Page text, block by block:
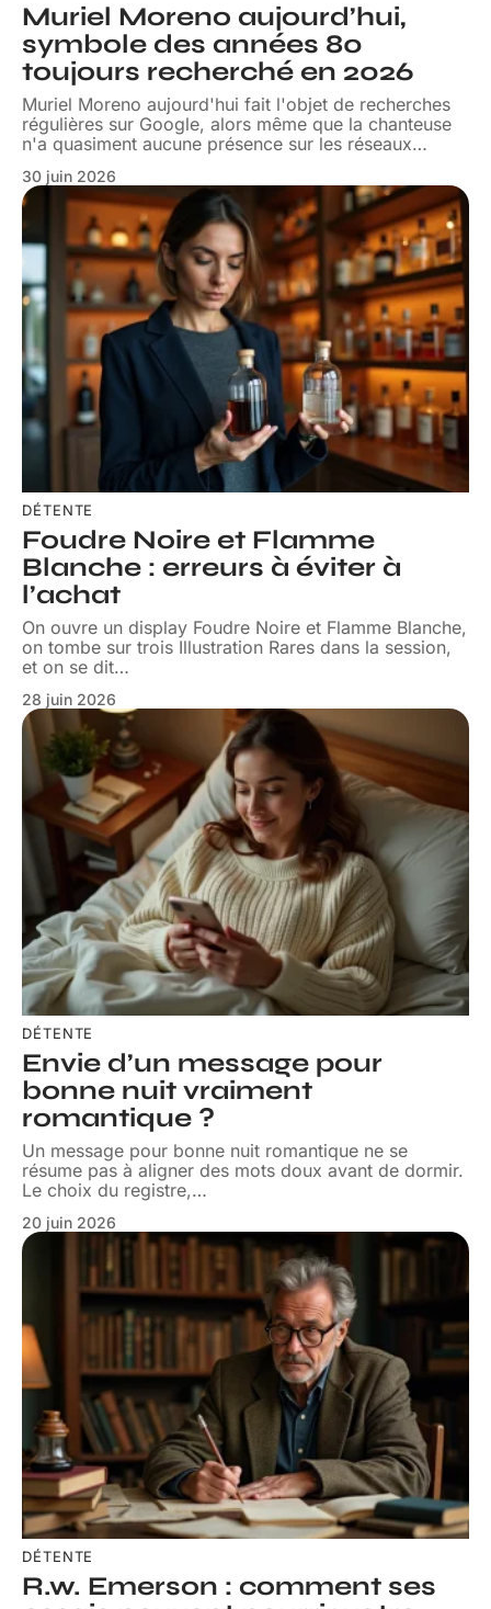
Muriel Moreno aujourd’hui,
symbole des années 80
toujours recherché en 2026
Muriel Moreno aujourd'hui fait l'objet de recherches
régulières sur Google, alors même que la chanteuse
n'a quasiment aucune présence sur les réseaux…
30 juin 2026
DÉTENTE
Foudre Noire et Flamme
Blanche : erreurs à éviter à
l’achat
On ouvre un display Foudre Noire et Flamme Blanche,
on tombe sur trois Illustration Rares dans la session,
et on se dit…
28 juin 2026
DÉTENTE
Envie d’un message pour
bonne nuit vraiment
romantique ?
Un message pour bonne nuit romantique ne se
résume pas à aligner des mots doux avant de dormir.
Le choix du registre,…
20 juin 2026
DÉTENTE
R.w. Emerson : comment ses